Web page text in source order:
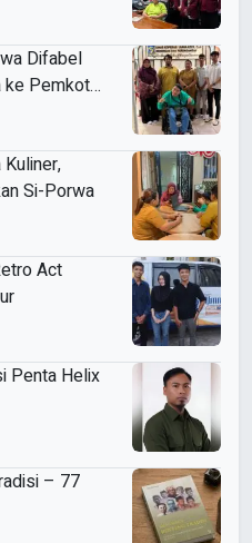
Difabel
ke Pemkot
Si-Porwa
Act
Penta Helix
– 77